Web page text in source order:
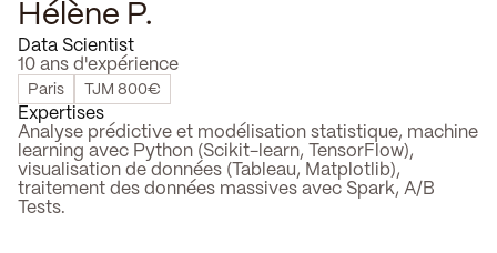
Hélène P.
Data Scientist
10 ans d'expérience
Paris TJM 800€
Expertises
Analyse prédictive et modélisation statistique, machine
learning avec Python (Scikit-learn, TensorFlow),
visualisation de données (Tableau, Matplotlib),
traitement des données massives avec Spark, A/B
Tests.